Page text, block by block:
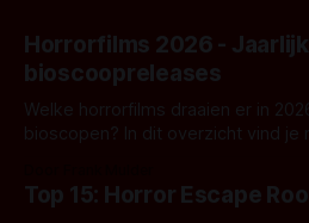
Horrorfilms 2026 -
bioscoopreleases
Welke horrorfilms draaien er in
bioscopen? In dit overzicht vind je
Top 15: Horror Escape